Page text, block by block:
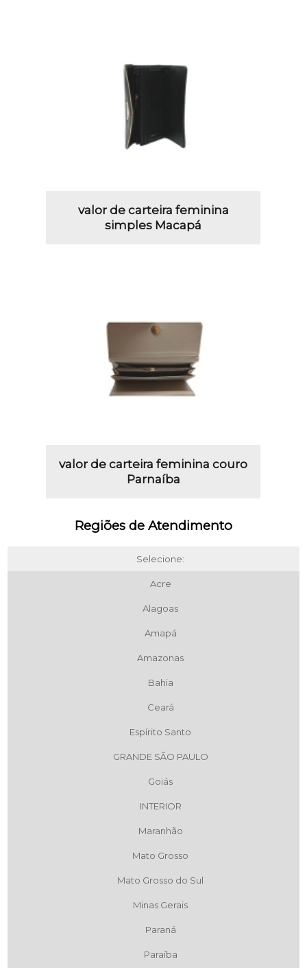
valor de carteira feminina
simples Macapá
valor de carteira feminina couro
Parnaíba
Regiões de Atendimento
Selecione:
Acre
Alagoas
Amapá
Amazonas
Bahia
Ceará
Espírito Santo
GRANDE SÃO PAULO
Goiás
INTERIOR
Maranhão
Mato Grosso
Mato Grosso do Sul
Minas Gerais
Paraná
Paraíba